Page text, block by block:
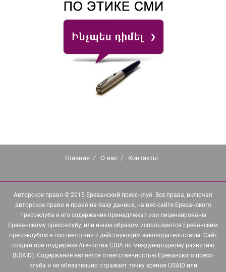
Главная О нас Контакты
Авторское право © 2015 Ереванский пресс-клуб. Все права, включая
авторское право и право на базу данных, на веб-сайте Ереванского
пресс-клуба и его содержание принадлежат или лицензированы
Ереванскому пресс-клубу, или иным образом используются Ереванским
пресс-клубом в соответствии с действующим законодательством. Сайт
создан при поддержке Агентства США по международному развитию
(USAID). Содержание является ответственностью Ереванского пресс-
клуба и не обязательно отражает точку зрения USAID или